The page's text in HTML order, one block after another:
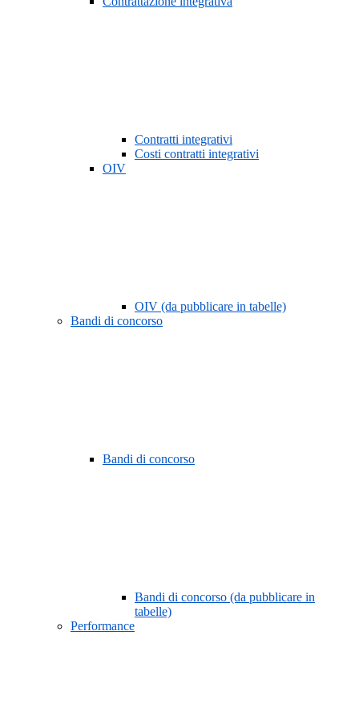
Contratti integrativi
Costi contratti integrativi
OIV
OIV (da pubblicare in tabelle)
Bandi di concorso
Bandi di concorso
Bandi di concorso (da pubblicare in
tabelle)
Performance